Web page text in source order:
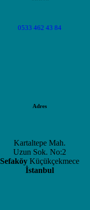
0533 462 43 84
Adres
Kartaltepe Mah.
Uzun Sok. No:2
Sefaköy Küçükçekmece
İstanbul